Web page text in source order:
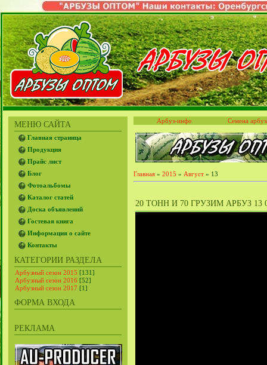
МЕНЮ САЙТА
Главная страница
Продукция
Прайс лист
Блог
Фотоальбомы
Каталог статей
Доска объявлений
Гостевая книга
Информация о сайте
Контакты
КАТЕГОРИИ РАЗДЕЛА
Арбузный сезон 2015 [131]
Арбузный сезон 2016 [52]
Арбузный сезон 2017 [1]
ФОРМА ВХОДА
РЕКЛАМА
Арбуз-инфо Семена
Главная » 2015 » Август » 13
20 ТОНН И 70 ГРУЗИМ АРБУЗ 13